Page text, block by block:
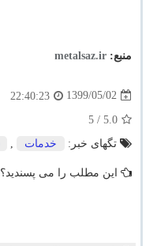
منبع: metalsaz.ir
1399/05/02
22:40:23
5.0
/ 5
تگهای خبر:
خدمات ,
این مطلب را می پسندید؟